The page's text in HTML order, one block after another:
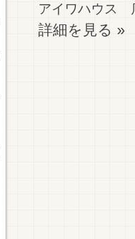
アイワハウス
詳細を見る »